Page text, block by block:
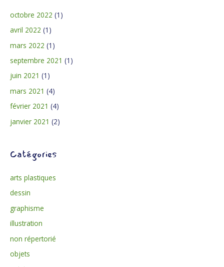
octobre 2022 (1)
avril 2022 (1)
mars 2022 (1)
septembre 2021 (1)
juin 2021 (1)
mars 2021 (4)
février 2021 (4)
janvier 2021 (2)
Catégories
arts plastiques
dessin
graphisme
illustration
non répertorié
objets